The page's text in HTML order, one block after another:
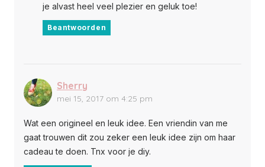
je alvast heel veel plezier en geluk toe!
Beantwoorden
Sherry
mei 15, 2017 om 4:25 pm
Wat een origineel en leuk idee. Een vriendin van me
gaat trouwen dit zou zeker een leuk idee zijn om haar
cadeau te doen. Tnx voor je diy.